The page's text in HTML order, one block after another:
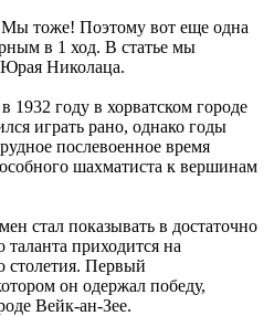
Мы тоже! Поэтому вот еще одна
в 1 ход. В статье мы
Юрая Николаца.
году в хорватском городе
играть рано, однако годы
послевоенное время
шахматиста к вершинам
стал показывать в достаточно
таланта приходится на
столетия. Первый
он одержал победу,
Вейк-ан-Зее.